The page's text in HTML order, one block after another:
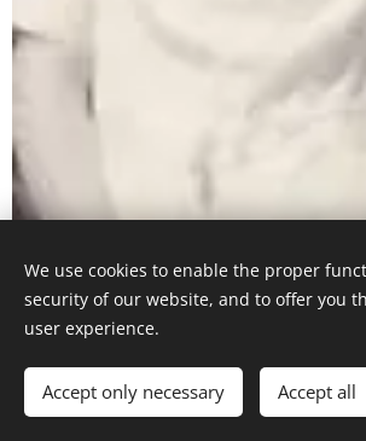
Dorothy
South Wales, Australia.
We use cookies to enable the proper
security of our website, and to offer you
user experience.
Accept only necessary Accept all